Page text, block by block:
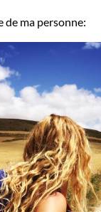
de ma personne: